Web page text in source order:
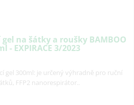
na šátky a roušky BAMBOO
- EXPIRACE 3/2023
gel 300ml: je určený výhradně pro ruční
FFP2 nanorespirátor..